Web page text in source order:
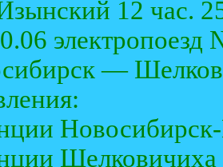
12 час.
электропоезд
—